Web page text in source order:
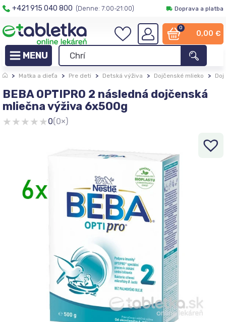
+421 915 040 800 (Denne: 7:00-21:00) Doprava a platba
0
0,00 €
> Matka a dieťa > Pre deti > Detská výživa > Dojčenské mlieko >
BEBA OPTIPRO 2 následná dojčenská
mliečna výživa 6x500g
★★★★★0(0×)